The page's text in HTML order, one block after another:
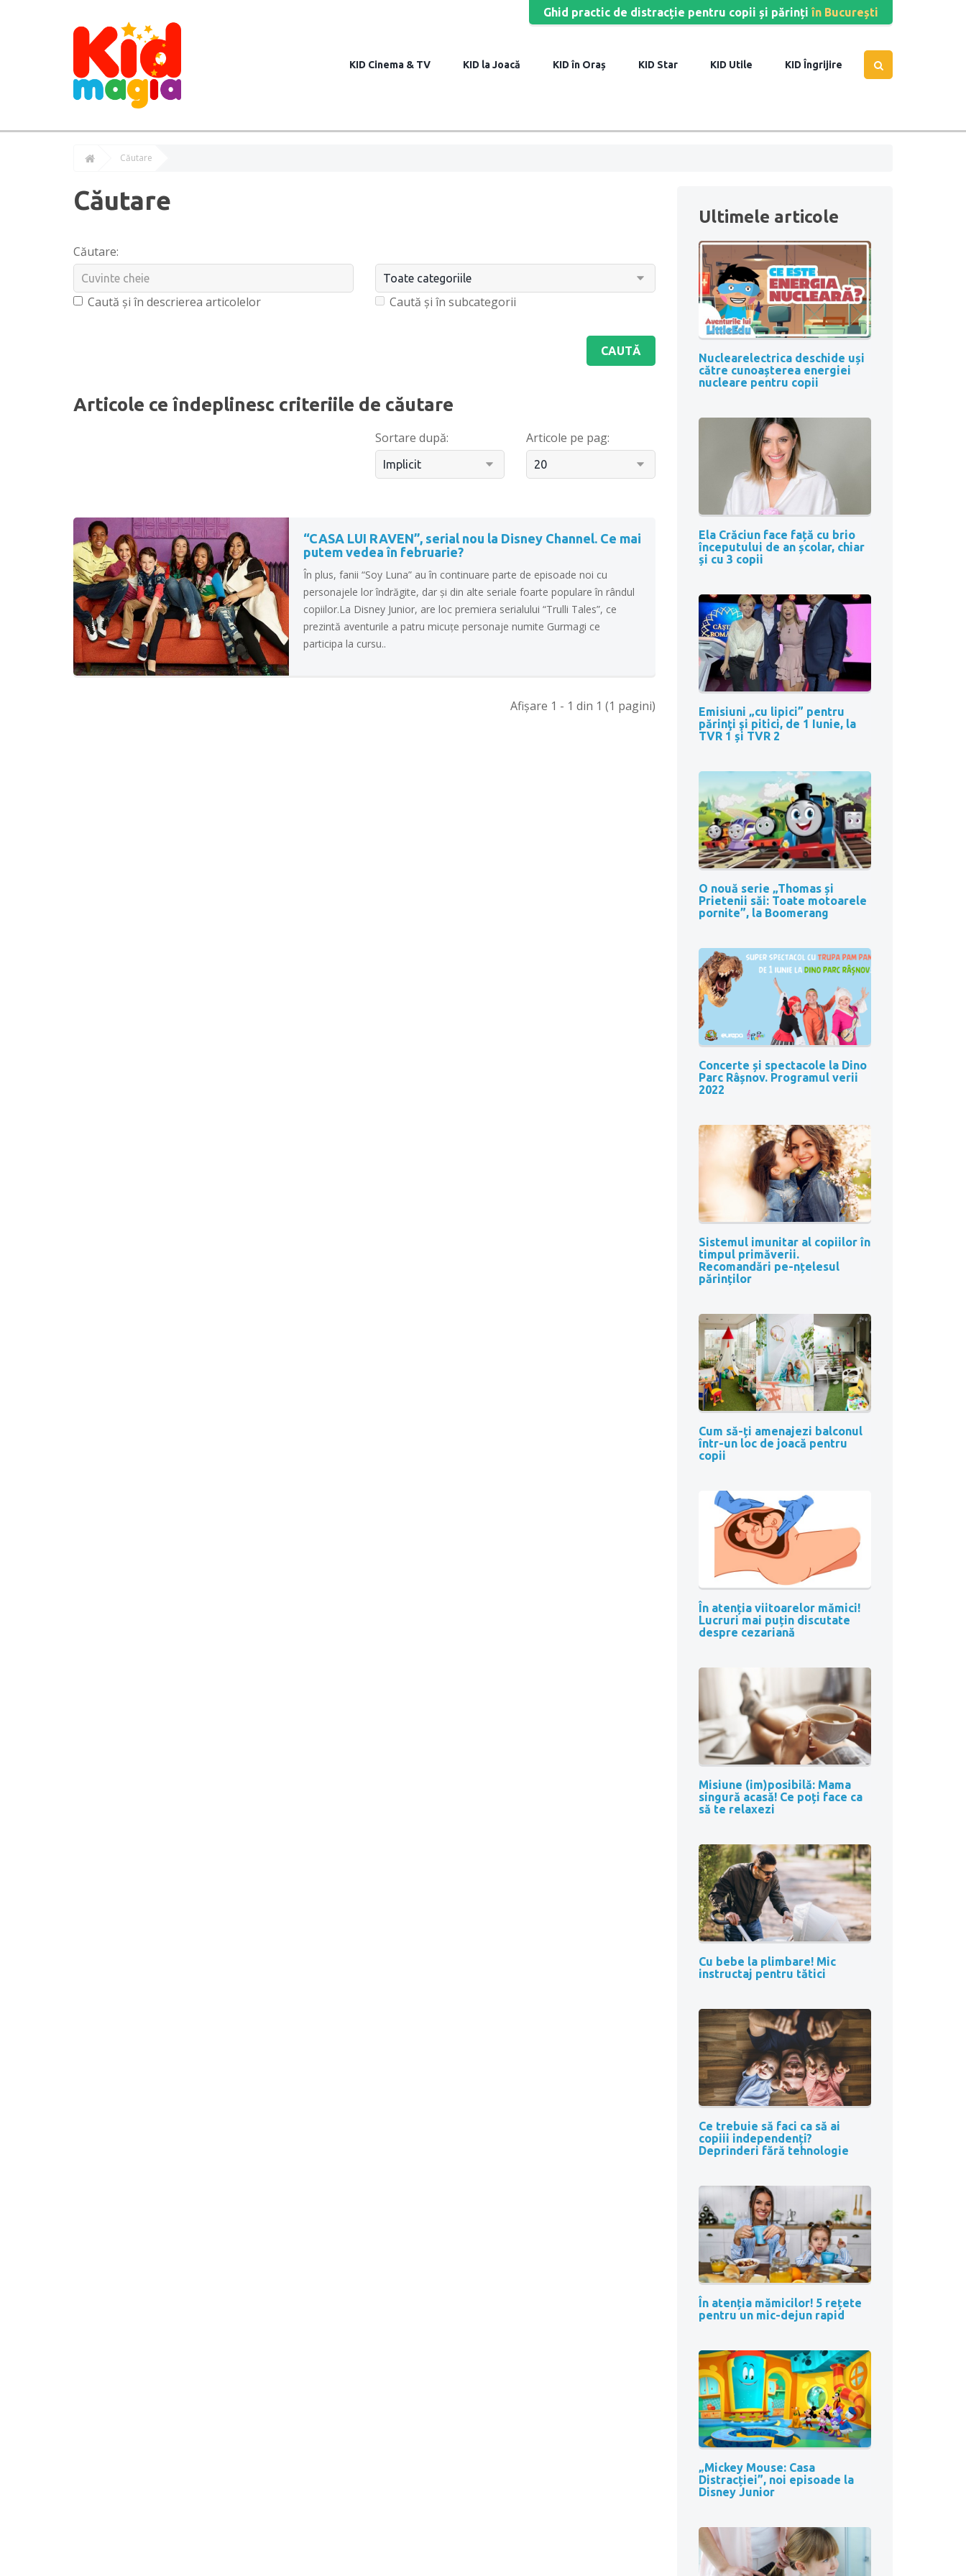
Ghid practic de distracție pentru copii și părinți în București
Cinema & TV la Joacă în Oraș Star Utile Îngrijire
Căutare
Căutare
Căutare:
Caută și în descrierea articolelor Caută și în subcategorii
Articole ce îndeplinesc criteriile de căutare
Sortare după: Articole pe pag:
“CASA LUI RAVEN”, serial nou la Disney Channel. Ce mai
putem vedea în februarie?
În plus, fanii “Soy Luna” au în continuare parte de episoade noi cu
personajele lor îndrăgite, dar şi din alte seriale foarte populare în rândul
copiilor.La Disney Junior, are loc premiera serialului “Trulli Tales”, ce
prezintă aventurile a patru micuţe personaje numite Gurmagi ce
participa la cursu..
Afişare 1 - 1 din 1 (1 pagini)
Ultimele articole
Nuclearelectrica deschide uși
către cunoașterea energiei
nucleare pentru copii
Ela Crăciun face față cu brio
începutului de an școlar, chiar
și cu 3 copii
Emisiuni „cu lipici” pentru
părinţi şi pitici, de 1 Iunie, la
TVR 1 și TVR 2
O nouă serie „Thomas și
Prietenii săi: Toate motoarele
pornite”, la Boomerang
Concerte și spectacole la Dino
Parc Râșnov. Programul verii
2022
Sistemul imunitar al copiilor în
timpul primăverii.
Recomandări pe-nțelesul
părinților
Cum să-ți amenajezi balconul
într-un loc de joacă pentru
copii
În atenția viitoarelor mămici!
Lucruri mai puțin discutate
despre cezariană
Misiune (im)posibilă: Mama
singură acasă! Ce poți face ca
să te relaxezi
Cu bebe la plimbare! Mic
instructaj pentru tătici
Ce trebuie să faci ca să ai
copiii independenți?
Deprinderi fără tehnologie
În atenția mămicilor! 5 rețete
pentru un mic-dejun rapid
„Mickey Mouse: Casa
Distracției”, noi episoade la
Disney Junior